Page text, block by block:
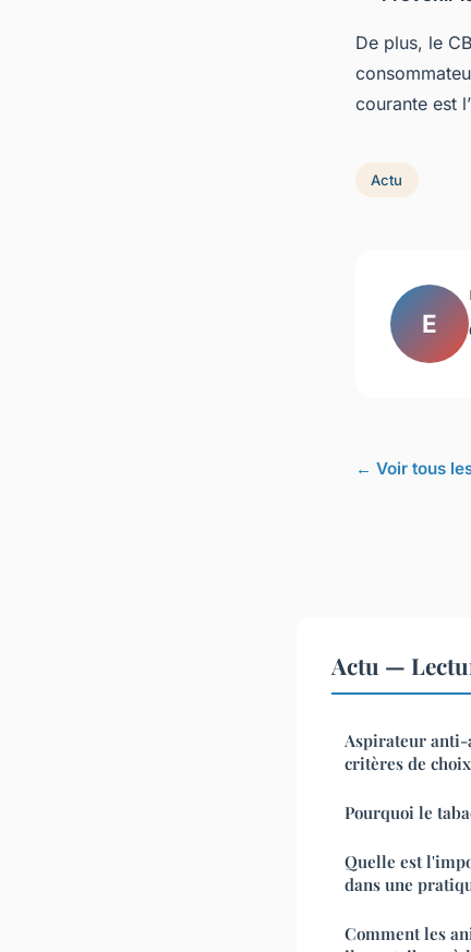
De plus, le
courante est
Actu
E
← Voir tous
Actu —
Aspirateur anti-
critères de
Pourquoi le
Quelle est
dans une
Comment les